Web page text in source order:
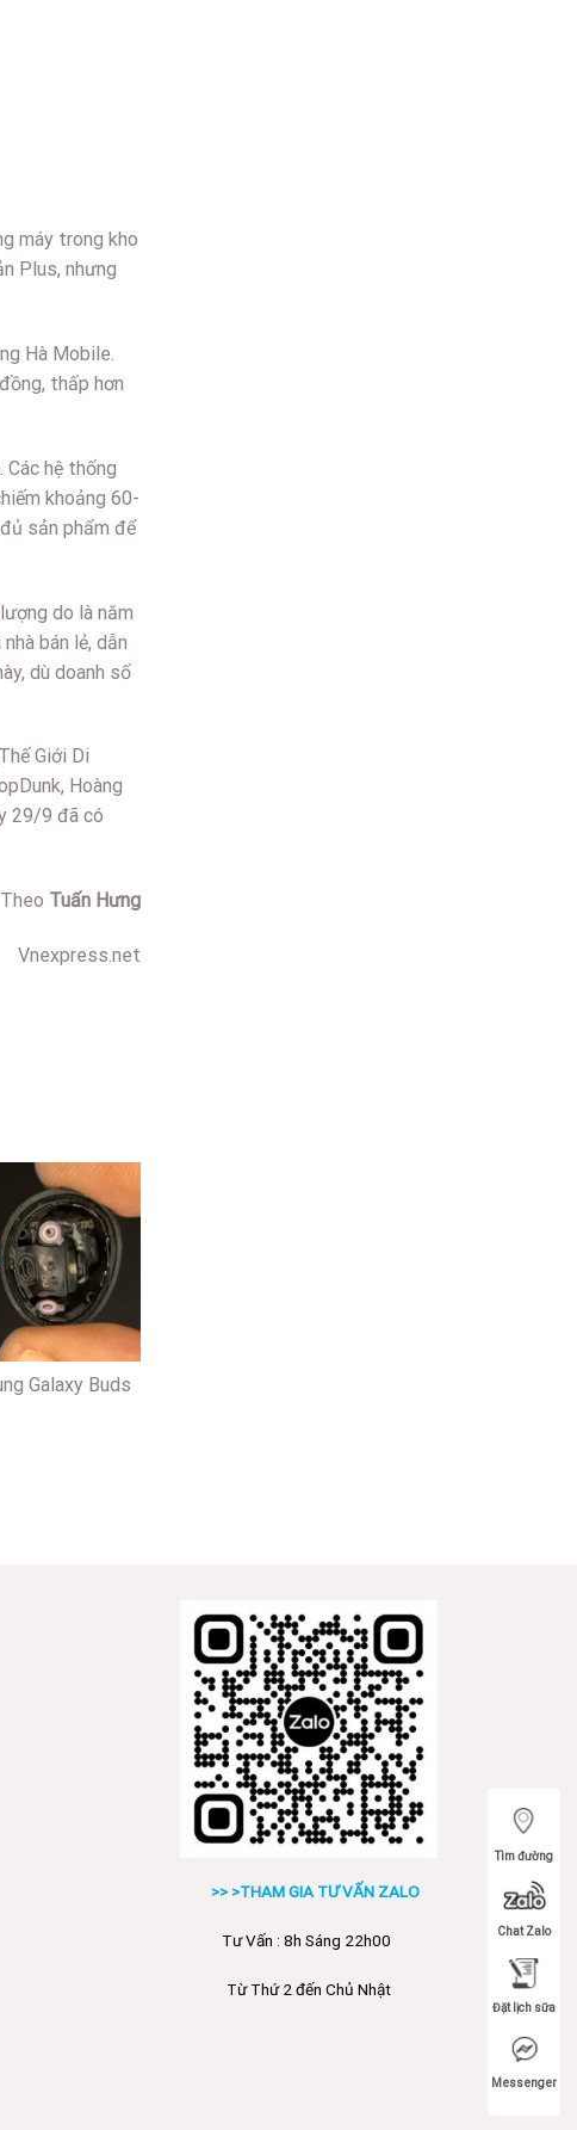
máy trong kho
Plus, nhưng
Hà Mobile.
thấp hơn
hệ thống
khoảng 60-
sản phẩm để
do là năm
bán lẻ, dẫn
dù doanh số
Giới Di
Hoàng
29/9 đã có
Theo Tuấn Hưng
Vnexpress.net
Galaxy Buds
>> >THAM GIA TƯ VẤN ZALO
Tư Vấn : 8h Sáng 22h00
Từ Thứ 2 đến Chủ Nhật
Tìm đường
Chat Zalo
Đặt lịch sữa
Messenger